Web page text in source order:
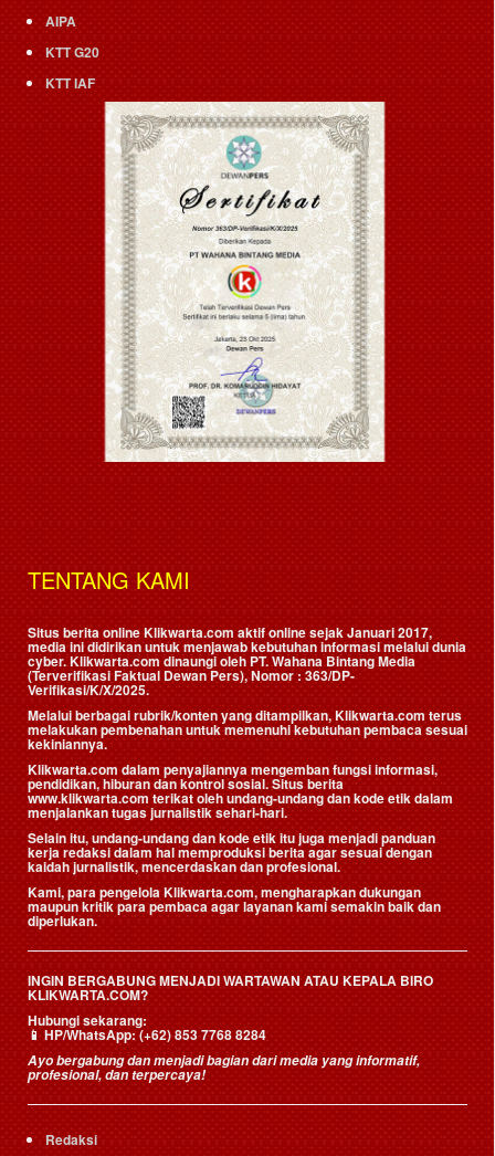
AIPA
KTT G20
KTT IAF
TENTANG KAMI
Situs berita online Klikwarta.com aktif online sejak Januari 2017,
media ini didirikan untuk menjawab kebutuhan informasi melalui dunia
cyber. Klikwarta.com dinaungi oleh PT. Wahana Bintang Media
(Terverifikasi Faktual Dewan Pers), Nomor : 363/DP-
Verifikasi/K/X/2025.
Melalui berbagai rubrik/konten yang ditampilkan, Klikwarta.com terus
melakukan pembenahan untuk memenuhi kebutuhan pembaca sesuai
kekiniannya.
Klikwarta.com dalam penyajiannya mengemban fungsi informasi,
pendidikan, hiburan dan kontrol sosial. Situs berita
www.klikwarta.com terikat oleh undang-undang dan kode etik dalam
menjalankan tugas jurnalistik sehari-hari.
Selain itu, undang-undang dan kode etik itu juga menjadi panduan
kerja redaksi dalam hal memproduksi berita agar sesuai dengan
kaidah jurnalistik, mencerdaskan dan profesional.
Kami, para pengelola Klikwarta.com, mengharapkan dukungan
maupun kritik para pembaca agar layanan kami semakin baik dan
diperlukan.
INGIN BERGABUNG MENJADI WARTAWAN ATAU KEPALA BIRO
KLIKWARTA.COM?
Hubungi sekarang:
📱HP/WhatsApp:(+62) 853 7768 8284
Ayo bergabung dan menjadi bagian dari media yang informatif,
profesional, dan terpercaya!
Redaksi